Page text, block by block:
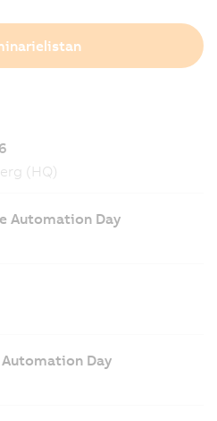
(HQ)
Automation Day
Day